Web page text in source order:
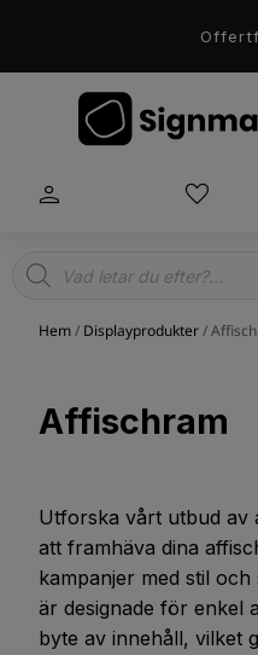
Products
search
Hem/ Displayprodukter/
Affischram
Utforska vårt utbud av
att framhäva dina
kampanjer med stil
är designade för enkel
byte av innehåll, vilket